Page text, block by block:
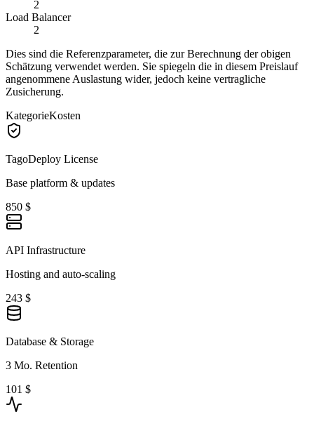
2
Load Balancer
2
Dies sind die Referenzparameter, die zur Berechnung der obigen
Schätzung verwendet werden. Sie spiegeln die in diesem Preislauf
angenommene Auslastung wider, jedoch keine vertragliche
Zusicherung.
KategorieKosten
TagoDeploy License
Base platform & updates
850 $
API Infrastructure
Hosting and auto-scaling
243 $
Database & Storage
3 Mo. Retention
101 $